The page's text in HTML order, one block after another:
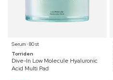
Serum ⋅ 80 st
Torriden
Dive-In Low Molecule Hyaluronic
Acid Multi Pad